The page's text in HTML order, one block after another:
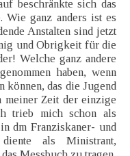
beschränkte sich das
Wie ganz anders ist es
Anstalten sind jetzt
und Obrigkeit für die
Welche ganz andere
haben, wenn
können, das die Jugend
Zeit der einzige
trieb mich schon als
dm Franziskaner- und
als Ministrant,